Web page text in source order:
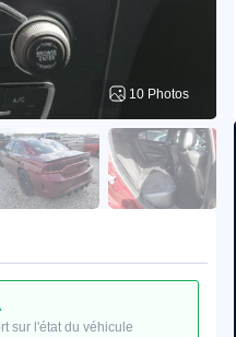
10 Photos
sur l'état du véhicule